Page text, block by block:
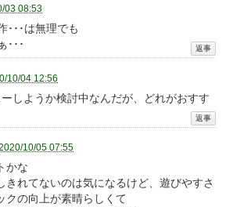
03 08:53
･･･は無理でも
･･･
10/04 12:56
しようか検討中なんだが、どれがおすす
10/05 07:55
かな
きれてないのは気になるけど、遊びやすさ
クの向上が素晴らしくて